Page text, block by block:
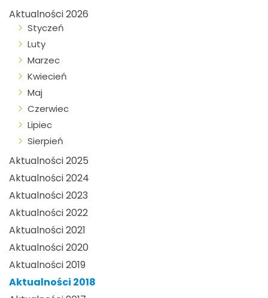
Aktualności 2026
Styczeń
Luty
Marzec
Kwiecień
Maj
Czerwiec
Lipiec
Sierpień
Aktualności 2025
Aktualności 2024
Aktualności 2023
Aktualności 2022
Aktualności 2021
Aktualności 2020
Aktualności 2019
Aktualności 2018